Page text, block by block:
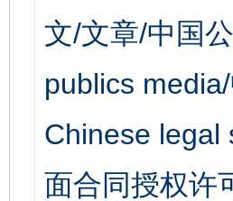
文/文章/中国
publics
Chinese legal
面合同授权许